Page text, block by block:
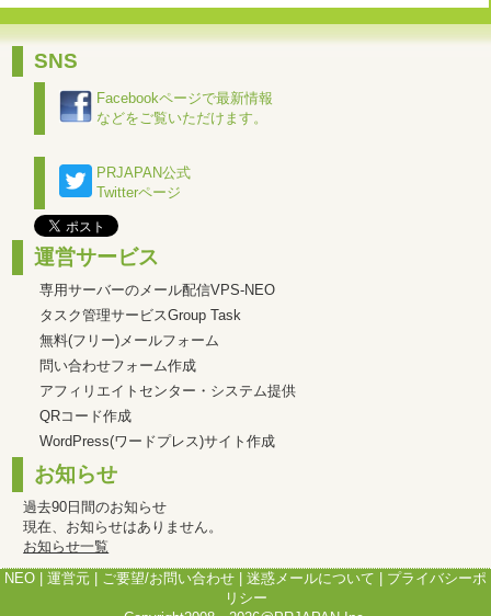
SNS
Facebookページで最新情報
などをご覧いただけます。
PRJAPAN公式
Twitterページ
運営サービス
専用サーバーのメール配信VPS-NEO
タスク管理サービスGroup Task
無料(フリー)メールフォーム
問い合わせフォーム作成
アフィリエイトセンター・システム提供
QRコード作成
WordPress(ワードプレス)サイト作成
お知らせ
過去90日間のお知らせ
現在、お知らせはありません。
お知らせ一覧
NEO | 運営元 | ご要望/お問い合わせ | 迷惑メールについて | プライバシーポ
リシー